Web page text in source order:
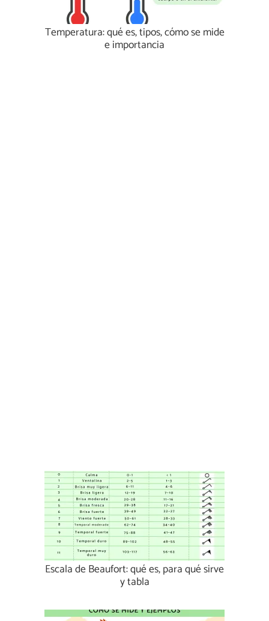
Temperatura: qué es, tipos, cómo se mide
e importancia
Escala de Beaufort: qué es, para qué sirve
y tabla